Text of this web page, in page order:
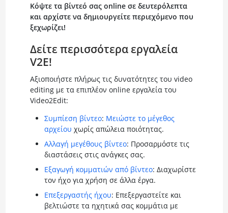
Κόψτε τα βίντεό σας online σε δευτερόλεπτα
και αρχίστε να δημιουργείτε περιεχόμενο που
ξεχωρίζει!
Δείτε περισσότερα εργαλεία
V2E!
Αξιοποιήστε πλήρως τις δυνατότητες του video
editing με τα επιπλέον online εργαλεία του
Video2Edit:
Συμπίεση βίντεο: Μειώστε το μέγεθος
αρχείου χωρίς απώλεια ποιότητας.
Αλλαγή μεγέθους βίντεο: Προσαρμόστε τις
διαστάσεις στις ανάγκες σας.
Εξαγωγή κομματιών από βίντεο: Διαχωρίστε
τον ήχο για χρήση σε άλλα έργα.
Επεξεργαστής ήχου: Επεξεργαστείτε και
βελτιώστε τα ηχητικά σας κομμάτια με